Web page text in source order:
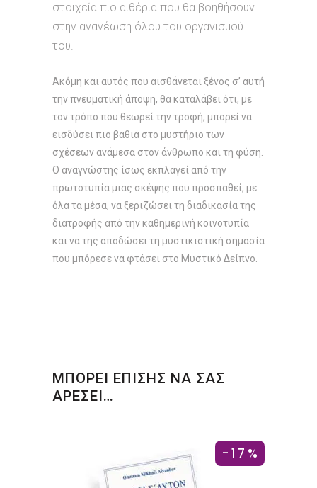
στοιχεία πιο αιθέρια που θα βοηθήσουν
στην ανανέωση όλου του οργανισμού
του.
Ακόμη και αυτός που αισθάνεται ξένος σ’ αυτή
την πνευματική άποψη, θα καταλάβει ότι, με
τον τρόπο που θεωρεί την τροφή, μπορεί να
εισδύσει πιο βαθιά στο μυστήριο των
σχέσεων ανάμεσα στον άνθρωπο και τη φύση.
Ο αναγνώστης ίσως εκπλαγεί από την
πρωτοτυπία μιας σκέψης που προσπαθεί, με
όλα τα μέσα, να ξεριζώσει τη διαδικασία της
διατροφής από την καθημερινή κοινοτυπία
και να της αποδώσει τη μυστικιστική σημασία
που μπόρεσε να φτάσει στο Μυστικό Δείπνο.
ΜΠΟΡΕΙ ΕΠΙΣΗΣ ΝΑ ΣΑΣ
ΑΡΕΣΕΙ…
-17%